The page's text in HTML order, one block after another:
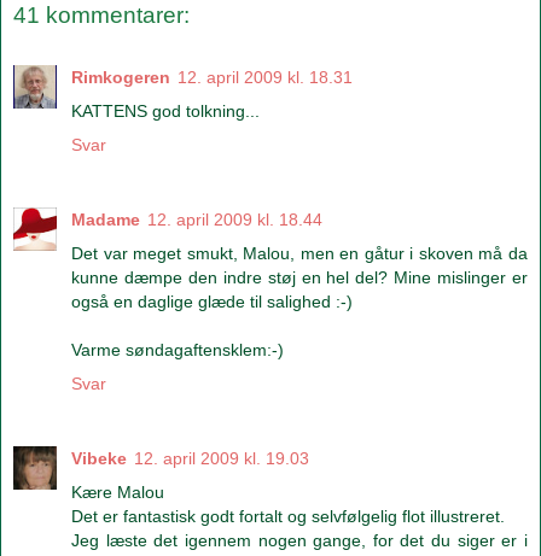
41 kommentarer:
Rimkogeren 12. april 2009 kl. 18.31
KATTENS god tolkning...
Svar
Madame 12. april 2009 kl. 18.44
Det var meget smukt, Malou, men en gåtur i skoven må da
kunne dæmpe den indre støj en hel del? Mine mislinger er
også en daglige glæde til salighed :-)
Varme søndagaftensklem:-)
Svar
Vibeke 12. april 2009 kl. 19.03
Kære Malou
Det er fantastisk godt fortalt og selvfølgelig flot illustreret.
Jeg læste det igennem nogen gange, for det du siger er i